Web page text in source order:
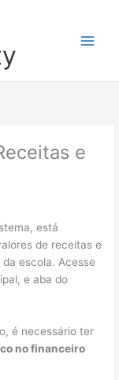
e
está
de receitas e
escola. Acesse
e aba do
é necessário ter
no financeiro